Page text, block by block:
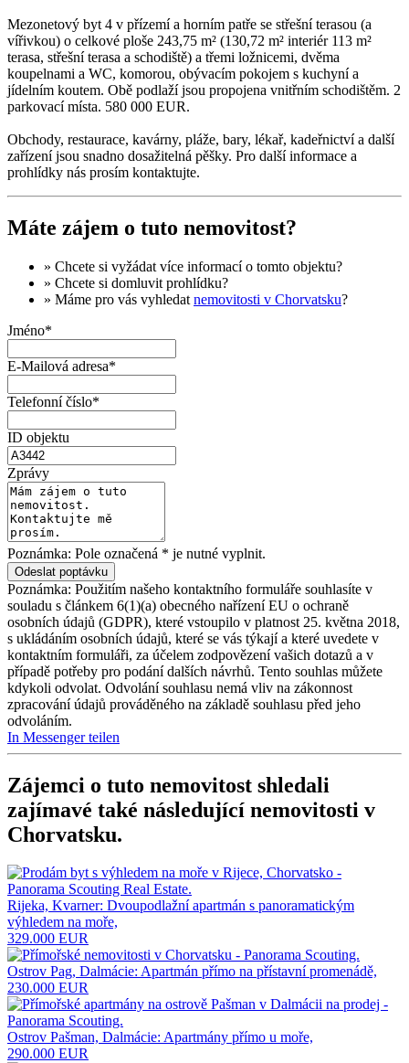
Mezonetový byt 4 v přízemí a horním patře se střešní terasou (a
vířivkou) o celkové ploše 243,75 m² (130,72 m² interiér 113 m²
terasa, střešní terasa a schodiště) a třemi ložnicemi, dvěma
koupelnami a WC, komorou, obývacím pokojem s kuchyní a
jídelním koutem. Obě podlaží jsou propojena vnitřním schodištěm. 2
parkovací místa. 580 000 EUR.
Obchody, restaurace, kavárny, pláže, bary, lékař, kadeřnictví a další
zařízení jsou snadno dosažitelná pěšky. Pro další informace a
prohlídky nás prosím kontaktujte.
Máte zájem o tuto nemovitost?
» Chcete si vyžádat více informacío tomto objektu?
» Chcete si domluvit prohlídku?
» Máme pro vás vyhledat nemovitosti v Chorvatsku?
Jméno*
E-Mailová adresa*
Telefonní číslo*
ID objektu
Zprávy
Poznámka: Pole označená * je nutné vyplnit.
Poznámka: Použitím našeho kontaktního formuláře souhlasíte v
souladu s článkem 6(1)(a) obecného nařízení EU o ochraně
osobních údajů (GDPR), které vstoupilo v platnost 25. května 2018,
s ukládáním osobních údajů, které se vás týkají a které uvedete v
kontaktním formuláři, za účelem zodpovězení vašich dotazů a v
případě potřeby pro podání dalších návrhů. Tento souhlas můžete
kdykoli odvolat. Odvolání souhlasu nemá vliv na zákonnost
zpracování údajů prováděného na základě souhlasu před jeho
odvoláním.
In Messenger teilen
Zájemci o tuto nemovitost shledali
zajímavé také následující nemovitosti v
Chorvatsku.
Rijeka, Kvarner: Dvoupodlažní apartmán s panoramatickým
výhledem na moře,
329.000 EUR
Ostrov Pag, Dalmácie: Apartmán přímo na přístavní promenádě,
230.000 EUR
Ostrov Pašman, Dalmácie: Apartmány přímo u moře,
290.000 EUR